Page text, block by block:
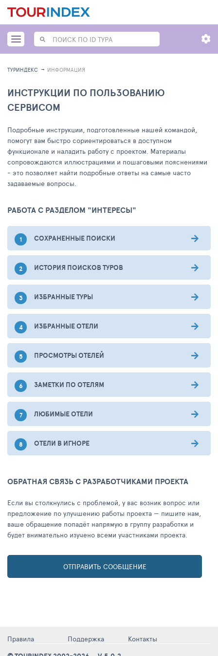
ТУРИНДЕКС ИНФОРМАЦИЯ
ИНСТРУКЦИИ ПО ПОЛЬЗОВАНИЮ
СЕРВИСОМ
Подробные инструкции, подготовленные нашей командой,
помогут вам быстро сориентироваться в доступном
функционале и наладить работу с проектом. Материалы
сопровождаются иллюстрациями и пошаговыми пояснениями
- это позволяет найти подробные ответы на самые часто
задаваемые вопросы.
РАБОТА С РАЗДЕЛОМ "ИНТЕРЕСЫ"
СОХРАНЕННЫЕ ПОИСКИ
ИСТОРИЯ ПОИСКОВ ТУРОВ
ИЗБРАННЫЕ ТУРЫ
ИЗБРАННЫЕ ОТЕЛИ
ПРОСМОТРЫ ОТЕЛЕЙ
ЗАМЕТКИ ПО ОТЕЛЯМ
ЛЮБИМЫЕ ОТЕЛИ
ОТЕЛИ В ИГНОРЕ
ОБРАТНАЯ СВЯЗЬ С РАЗРАБОТЧИКАМИ ПРОЕКТА
Если вы столкнулись с проблемой, у вас возник вопрос или
предложение по улучшению работы проекта — пишите нам,
ваше обращение попадёт напрямую в группу разработки и
будет внимательно изучено всеми участниками проекта.
ОТПРАВИТЬ СООБЩЕНИЕ
Правила Поддержка Контакты